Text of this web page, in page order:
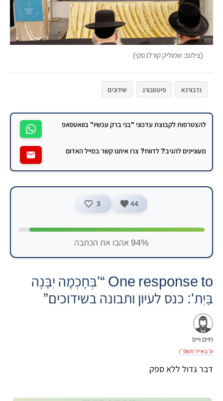
(צילום: שמוליק קורלנסקי)
נדבורנא פיטסבורג שידוכים
להצטרפות לקבוצת עדכוני "בני ברק עכשיו" בוואטסאפ
מעוניינים להגיב? לדווח? צרו איתנו קשר במייל האדום
44
3
94% אהבו את הכתבה
One response to “'בְּחָכְמָה יִבָּנֶה
בַּיִת': כנס לעיון ותבונה בשידוכים”
חיים וייס
ט׳ באייר תשפ׳׳ו
דבר גדול ללא ספק